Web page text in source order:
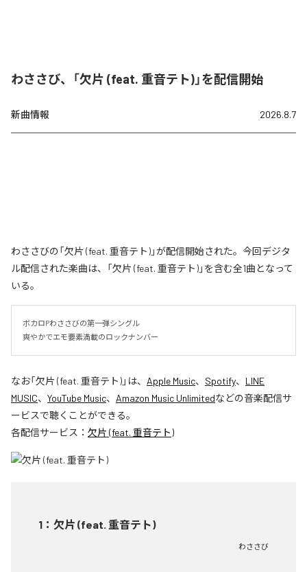
わささび、「欠片 (feat. 重音テト)」を配信開始
新曲情報 2026.8.7
わささびの「欠片 (feat. 重音テト)」が配信開始された。今回デジタ
ル配信された楽曲は、「欠片 (feat. 重音テト)」を含む全1曲となって
いる。
ボカロPわささびの第一弾シングル
爽やかでエモ要素満載のロックナンバー
なお「欠片 (feat. 重音テト)」は、 Apple Music、 Spotify、 LINE
MUSIC、 YouTube Music、 Amazon Music Unlimitedなどの音楽配信サ
ービスで聴くことができる。
各配信サービス： 欠片 (feat. 重音テト)
1 ： 欠片 (feat. 重音テト)
わささび